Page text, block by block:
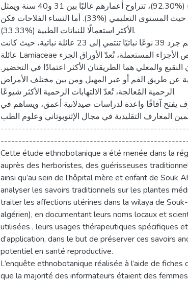
المستجوبين من النساء (%92.30)، تتراوح أعمارهم غالبًا بين 31 و40 سنة ويمثل
الأميون النسبة الأعلى من حيث المستوى التعليمي (%33). أما النساء الفلاحات فكن
الأكثر استعمالًا للنباتات الطبية (%33.33).
فيما يخص النباتات، فقد تم جرد 39 نوعًا نباتيًا تنتمي إلى 23 عائلة نباتية، حيث كانت
عائلة Lamiaceae هي الأكثر تمثيلًا. وبخصوص الأجزاء المستعملة، تُعدّ الأوراق الجزء
والمغلي هما الطريقتان الأكثر اعتمادًا في التحضير.
عن طريق الفم أو عبر المهبل ومن بين مختلف الأمراض
الرحمية المُعالجة، تُعدّ الالتهابات الرحمية الأكثر شيوعًا.
يفتح آفاقًا واعدة لدراسات صيدلانية أعمق، ويساهم في
المعارف التقليدية في مجال الإثنوبوتاني وعلوم الطب.
Cette étude ethnobotanique a été menée dans la
auprès des herboristes, des guérisseuses
ainsi qu’au sein de l’hôpital mère et enfant de Souk
analyser les savoirs traditionnels sur les plantes
traiter les affections utérines dans la wilaya de
algérien), en documentant leurs noms locaux et
utilisées , leurs usages thérapeutiques spécifiques
d’application, dans le but de préserver ces savoirs
potentiel en santé reproductive.
L’enquête ethnobotanique réalisée à l’aide de
que la majorité des informateurs étaient des